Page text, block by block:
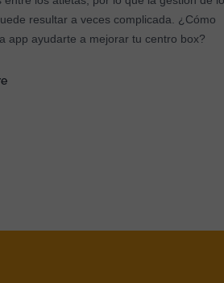
resultar a veces complicada. ¿Cómo
app ayudarte a mejorar tu centro box?